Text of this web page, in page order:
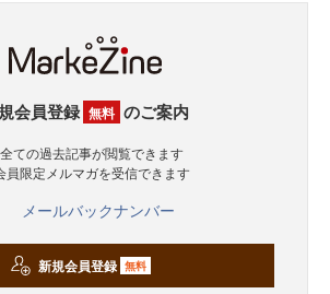
会員登録 無料 のご案内
全ての過去記事が閲覧できます
員限定メルマガを受信できます
メールバックナンバー
新規会員登録 無料